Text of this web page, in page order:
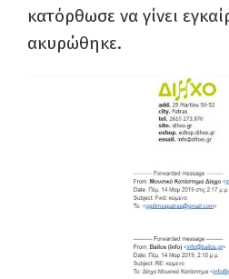
κατόρθωσε να γίνει
ακυρώθηκε.